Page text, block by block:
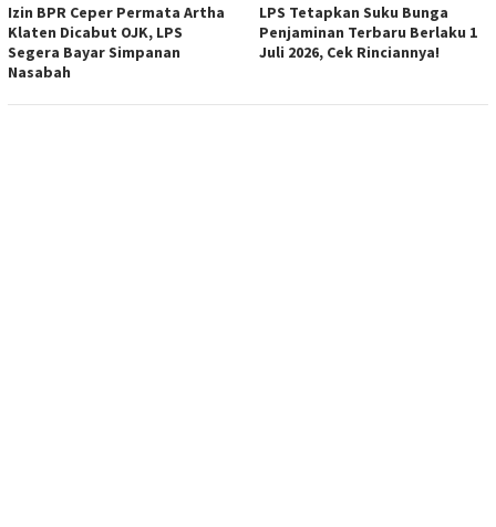
Izin BPR Ceper Permata Artha
Klaten Dicabut OJK, LPS
Segera Bayar Simpanan
Nasabah
LPS Tetapkan Suku Bunga
Penjaminan Terbaru Berlaku 1
Juli 2026, Cek Rinciannya!